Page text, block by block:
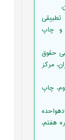
بررسی تطبیقی
و چاپ
فقهی حقوق
مرکز
دوم، چاپ
نبوی‏زاده، سهیلا و دیگران (1396) «نقدی بر ماده‎‏واحده
هفتم،